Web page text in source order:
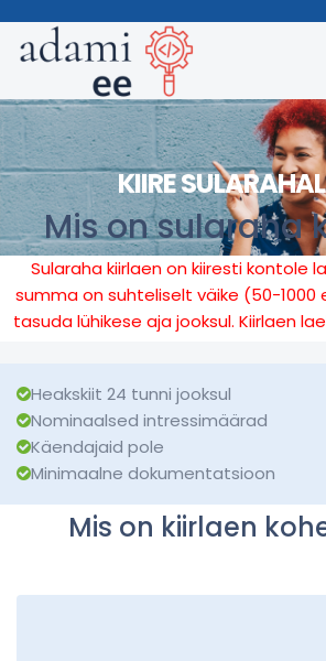
KIIRE
Mis on sularaha
Sularaha kiirlaen on kiiresti kontole
summa on suhteliselt väike (50-1000
tasuda lühikese aja jooksul. Kiirlaen
Heakskiit 24 tunni jooksul
Nominaalsed intressimäärad
Käendajaid pole
Minimaalne dokumentatsioon
Mis on kiirlaen